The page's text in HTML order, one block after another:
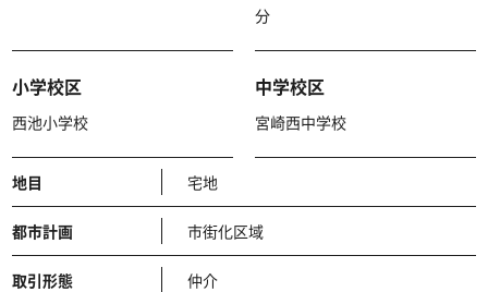
分
小学校区
西池小学校
中学校区
宮崎西中学校
地目 宅地
都市計画 市街化区域
取引形態 仲介